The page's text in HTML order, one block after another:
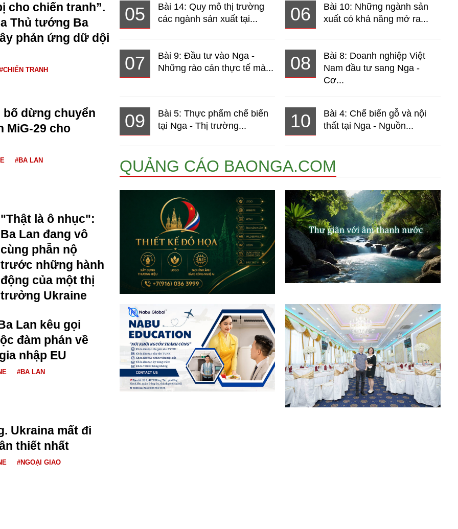
cho chiến tranh”.
Thủ tướng Ba
phản ứng dữ dội
#CHIẾN TRANH
bố dừng chuyển
MiG-29 cho
#BA LAN
"Thật là ô nhục":
Ba Lan đang vô
cùng phẫn nộ
trước những hành
động của một thị
trưởng Ukraine
Lan kêu gọi
đàm phán về
nhập EU
#BA LAN
Ukraina mất đi
thiết nhất
#NGOẠI GIAO
05
Bài 14: Quy mô thị trường
các ngành sản xuất tại...
06
Bài 10: Những ngành sản
xuất có khả năng mở ra...
07
Bài 9: Đầu tư vào Nga -
Những rào cản thực tế mà...
08
Bài 8: Doanh nghiệp Việt
Nam đầu tư sang Nga -
Cơ...
09
Bài 5: Thực phẩm chế biến
tại Nga - Thị trường...
10
Bài 4: Chế biến gỗ và nội
thất tại Nga - Nguồn...
QUẢNG CÁO BAONGA.COM